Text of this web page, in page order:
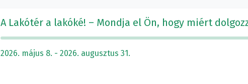
A Lakótér a lakóké! – Mondja el Ön, hogy miért
2026. május 8. - 2026. augusztus 31.